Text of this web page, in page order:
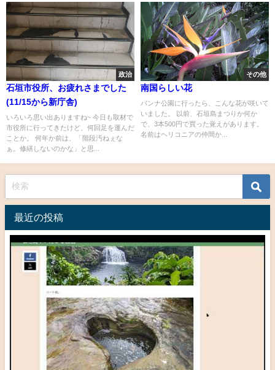
政治
石垣市役所、お疲れさまでした
(11/15から新庁舎)
いろいろ思い出ありますね~ 今日も取材で
市役所に行ってきたけど、何回足を運んだ
ことか。 何年か前は、「階段汚ねぇな
ぁ。修繕しないのかな」と思...
その他
南国らしい花
バンナ公園に行ったら、こんな花が咲いて
いました。 以前、石垣島まつりか何か
で、3本500円で買った覚えがあります。
名前はヘリコニアの仲間か...
最近の投稿